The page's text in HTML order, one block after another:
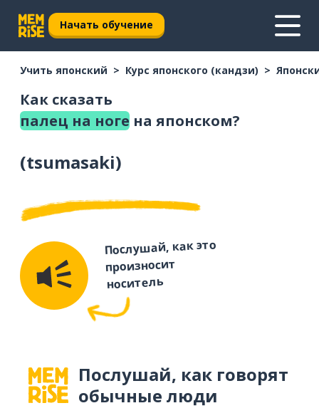
Начать обучение
Учить японский Курс японского (кандзи)
Как сказать
палец на ноге на японском?
(tsumasaki)
Послушай, как это
произносит
носитель
Послушай, как говорят
обычные люди